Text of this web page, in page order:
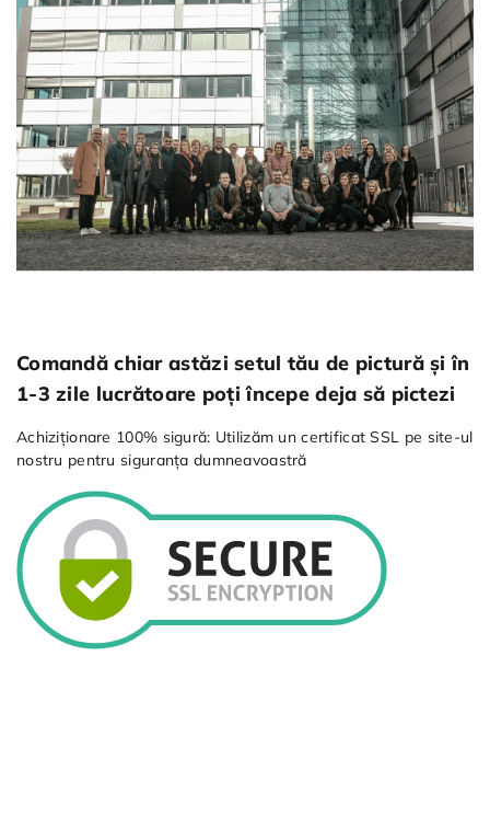
Comandă chiar astăzi setul tău de pictură și în
1-3 zile lucrătoare poți începe deja să pictezi
Achiziționare 100% sigură: Utilizăm un certificat SSL pe site-ul
nostru pentru siguranța dumneavoastră